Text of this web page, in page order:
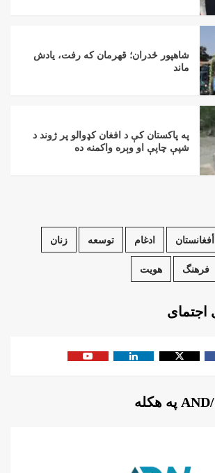
شاهپور ځدران؛ قهرمان که رفت، یادش
ماند
په پاکستان کې د افغان کډوالو پر ژوند د
شپې چاپې او وېره واکمنه ده
أفغانستان ادغام توسعه زنان
فرهنگ هویت